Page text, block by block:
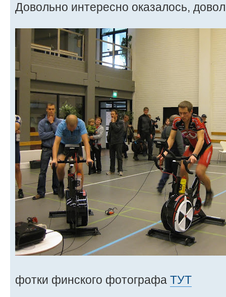
Довольно интересно оказалось,
фотки финского фотографа ТУТ